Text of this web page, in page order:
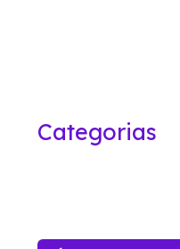
Categorias